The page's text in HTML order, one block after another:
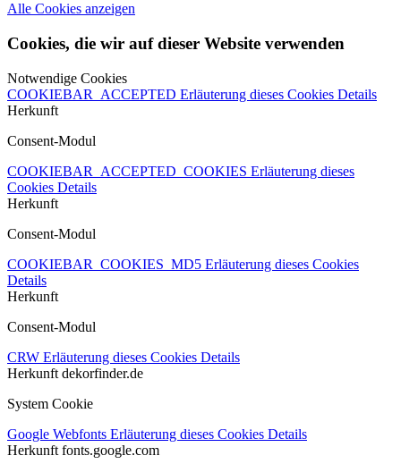
Alle Cookies anzeigen
Cookies, die wir auf dieser Website verwenden
Notwendige Cookies
COOKIEBAR_ACCEPTED Erläuterung dieses Cookies Details
Herkunft
Consent-Modul
COOKIEBAR_ACCEPTED_COOKIES Erläuterung dieses
Cookies Details
Herkunft
Consent-Modul
COOKIEBAR_COOKIES_MD5 Erläuterung dieses Cookies
Details
Herkunft
Consent-Modul
CRW Erläuterung dieses Cookies Details
Herkunft dekorfinder.de
System Cookie
Google Webfonts Erläuterung dieses Cookies Details
Herkunft fonts.google.com